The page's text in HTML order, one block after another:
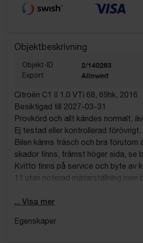
Objektbeskrivning
Objekt-ID 2/140263
Export Allowed
Citroën C1 II 1.0 VTi 68, 69hk, 2016
Besiktigad till 2027-03-31
Provkörd och allt kändes normalt,
Ej testad eller kontrollerad förövrigt.
Bilen känns fräsch och bra förutom
skador finns, främst höger sida, se
Kvitto finns på service och byte av
11 utan noterad mätarställning men
Dubbdäck i mycket bra skick
... Visa mer
Egenskaper